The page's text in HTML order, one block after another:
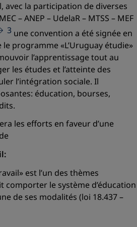
avec la participation de diverses
– ANEP – UdelaR – MTSS – MEF
3une convention a été signée en
le programme«L’Uruguay étudie»
l’apprentissage tout au
les études et l’atteinte des
l’intégration sociale. Il
éducation, bourses,
les efforts en faveur d’une
est l’un des thèmes
comporter le système d’éducation
de ses modalités (loi 18.437 –